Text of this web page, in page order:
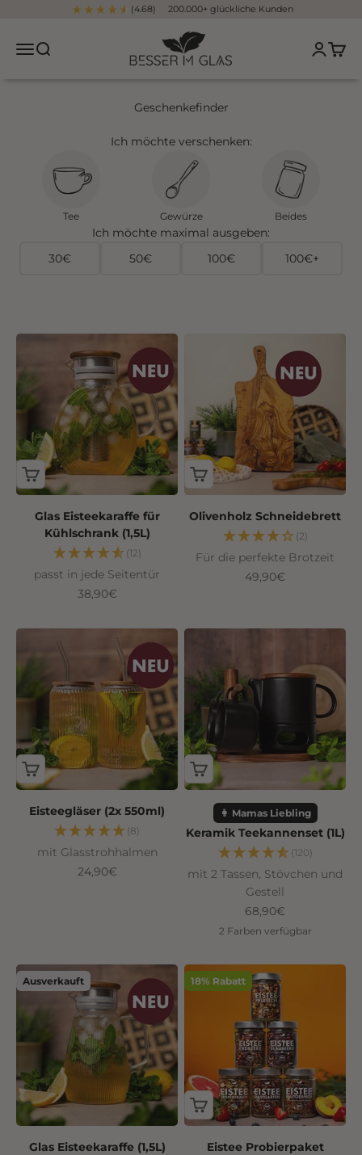
Zum Inhalt springen (4.68) 200.000+ glückliche Kunden
Navigationsmenü öffnen
Suche öffnen
Besser im Glas
Geschenkefinder
Ich möchte verschenken:
Tee Gewürze Beides
Ich möchte maximal ausgeben:
30€
50€ 100€ 100€+
Glas Eisteekaraffe für
Kühlschrank (1,5L)
(12)
passt in jede Seitentür
Angebot
38,90€
Olivenholz Schneidebrett
(2)
Für die perfekte Brotzeit
Angebot
49,90€
Eisteegläser (2x 550ml)
(8)
mit Glasstrohhalmen
Angebot
24,90€
👩 Mamas Liebling
Keramik Teekannenset (1L)
(120)
mit 2 Tassen, Stövchen und
Gestell
Angebot
68,90€
2 Farben verfügbar
Ausverkauft
Glas Eisteekaraffe (1,5L)
18% Rabatt
Eistee Probierpaket